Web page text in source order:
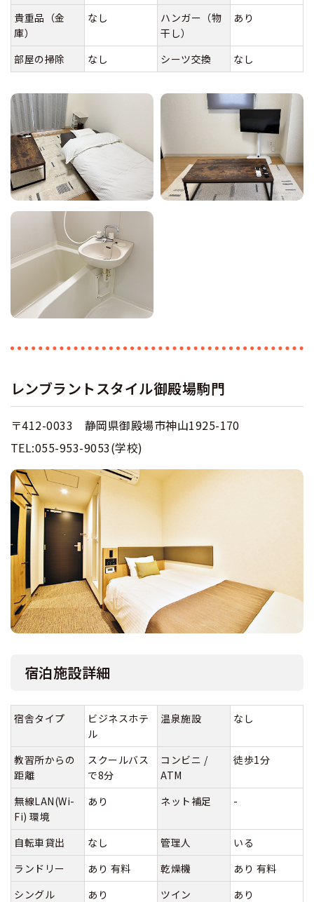
貴重品（金
庫）
なし
ハンガー（物
干し）
あり
部屋の掃除 なし シーツ交換 なし
レンブラントスタイル御殿場駒門
〒412-0033 静岡県御殿場市神山1925-170
TEL:055-953-9053(学校)
宿泊施設詳細
宿舎タイプ
ビジネスホテ
ル
温泉施設 なし
教習所からの
距離
スクールバス
で8分
コンビニ /
ATM
徒歩1分
無線LAN(Wi-
Fi) 環境
あり ネット補足 -
自転車貸出 なし 管理人
いる
ランドリー
あり 有料 乾燥機
あり 有料
シングル
あり ツイン あり